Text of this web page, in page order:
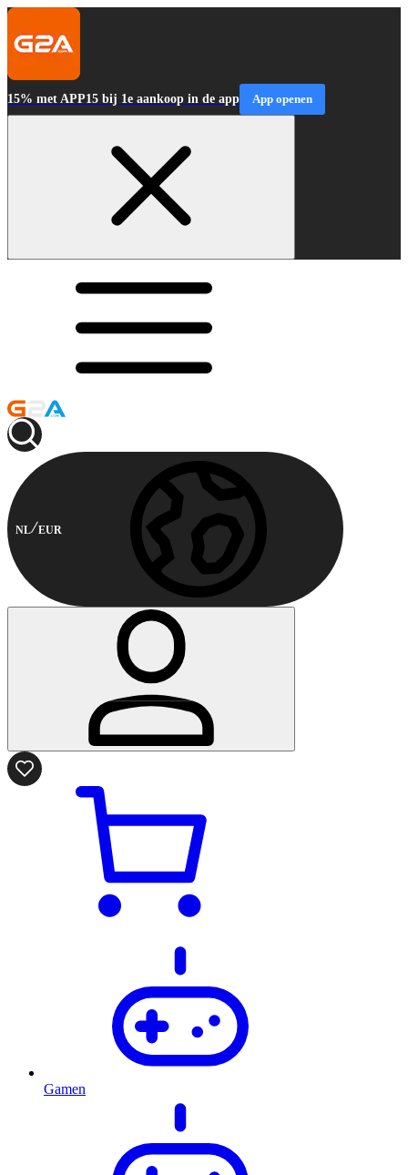
15% met APP15 bij 1e aankoop in de app App openen
NL EUR
Gamen